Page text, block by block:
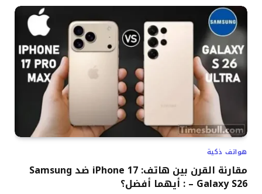
هواتف ذكية
مقارنة القرن بين هاتف: iPhone 17 ضد Samsung
Galaxy S26 – : أيهما أفضل؟